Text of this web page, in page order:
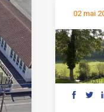
02 mai